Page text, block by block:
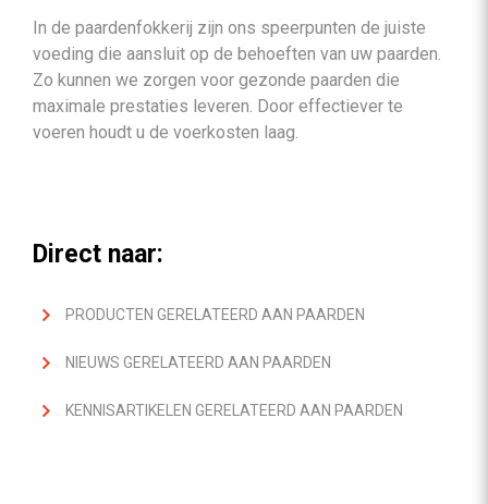
Direct naar:
PRODUCTEN GERELATEERD AAN PAARDEN
NIEUWS GERELATEERD AAN PAARDEN
KENNISARTIKELEN GERELATEERD AAN PAARDEN
In de paardenfokkerij zijn ons speerpunten de juiste
voeding die aansluit op de behoeften van uw paarden.
Zo kunnen we zorgen voor gezonde paarden die
maximale prestaties leveren. Door effectiever te
voeren houdt u de voerkosten laag.